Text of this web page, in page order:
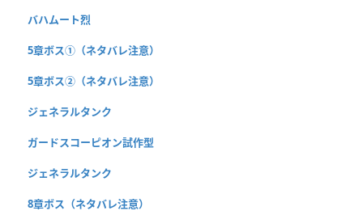
バハムート烈
5章ボス①（ネタバレ注意）
5章ボス②（ネタバレ注意）
ジェネラルタンク
ガードスコーピオン試作型
ジェネラルタンク
8章ボス（ネタバレ注意）